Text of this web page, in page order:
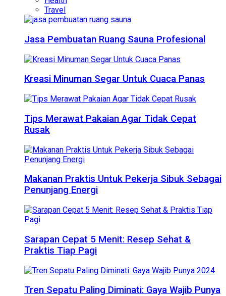
Travel
Jasa Pembuatan Ruang Sauna Profesional
Kreasi Minuman Segar Untuk Cuaca Panas
Tips Merawat Pakaian Agar Tidak Cepat
Rusak
Makanan Praktis Untuk Pekerja Sibuk Sebagai
Penunjang Energi
Sarapan Cepat 5 Menit: Resep Sehat &
Praktis Tiap Pagi
Tren Sepatu Paling Diminati: Gaya Wajib Punya